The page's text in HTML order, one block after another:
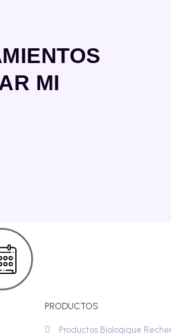
MI
PRODUCTOS
Productos Biologique